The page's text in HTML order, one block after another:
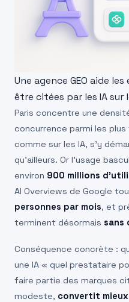
Une agence GEO aide
être citées par les IA sur
Paris concentre une
concurrence parmi les
comme sur les IA, s’y
qu’ailleurs. Or l’usage
environ 900 millions
AI Overviews de Google
personnes par mois, et
terminent désormais sans
Conséquence concrète :
une IA « quel prestataire
faire partie des marques
modeste, convertit mieux